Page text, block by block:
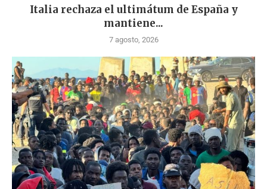
Italia rechaza el ultimátum de España y
mantiene...
7 agosto, 2026